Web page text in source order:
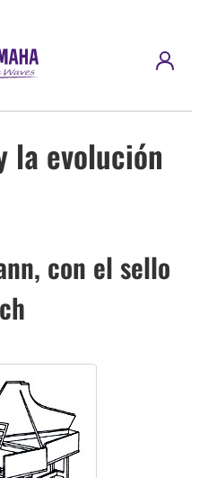
la evolución
con el sello